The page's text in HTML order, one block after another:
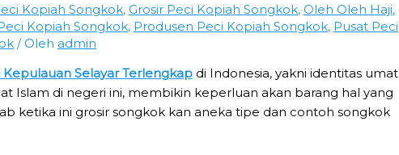
Kopiah Songkok, Grosir Peci Kopiah Songkok, Oleh Oleh Haji,
Kopiah Songkok, Produsen Peci Kopiah Songkok, Pusat Peci
/ Oleh admin
Selayar Terlengkap di Indonesia, yakni identitas umat
Islam di negeri ini, membikin keperluan akan barang hal yang
ketika ini grosir songkok kan aneka tipe dan contoh songkok